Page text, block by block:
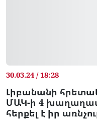
30.03.24 / 18:28
Լիբանանի
ՄԱԿ-ի 4
հերքել է իր